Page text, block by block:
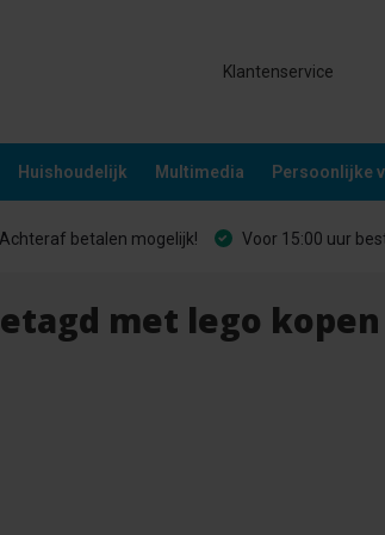
Klantenservice
Huishoudelijk Multimedia Persoonlijke
Achteraf betalen mogelijk! Voor 15:00 uur
met lego kopen